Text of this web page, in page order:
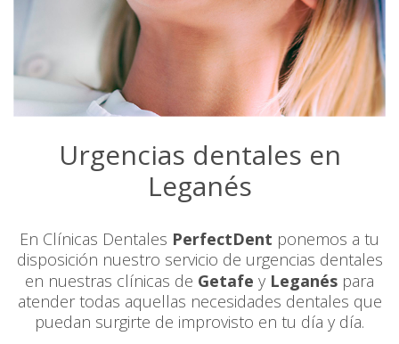
Urgencias dentales en
Leganés
En Clínicas Dentales PerfectDent ponemos a tu
disposición nuestro servicio de urgencias dentales
en nuestras clínicas de Getafe y Leganés para
atender todas aquellas necesidades dentales que
puedan surgirte de improvisto en tu día y día.